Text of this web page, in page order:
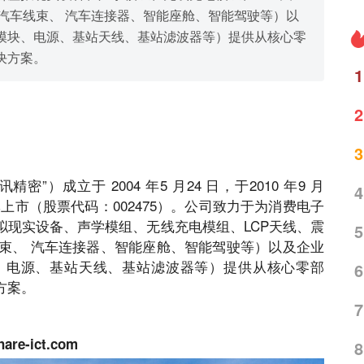
线束、 汽车连接器、智能座舱、智能驾驶等）以
、电源、基站天线、基站滤波器等）提供从核心零
案。
密”）成立于 2004 年5 月24 日，于2010 年9 月
市（股票代码：002475）。公司致力于为消费电子
实设备、声学模组、无线充电模组、LCP天线、震
、 汽车连接器、智能座舱、智能驾驶等）以及企业
源、基站天线、基站滤波器等）提供从核心零部
。
ict.com
1
2
3
4
5
6
7
8